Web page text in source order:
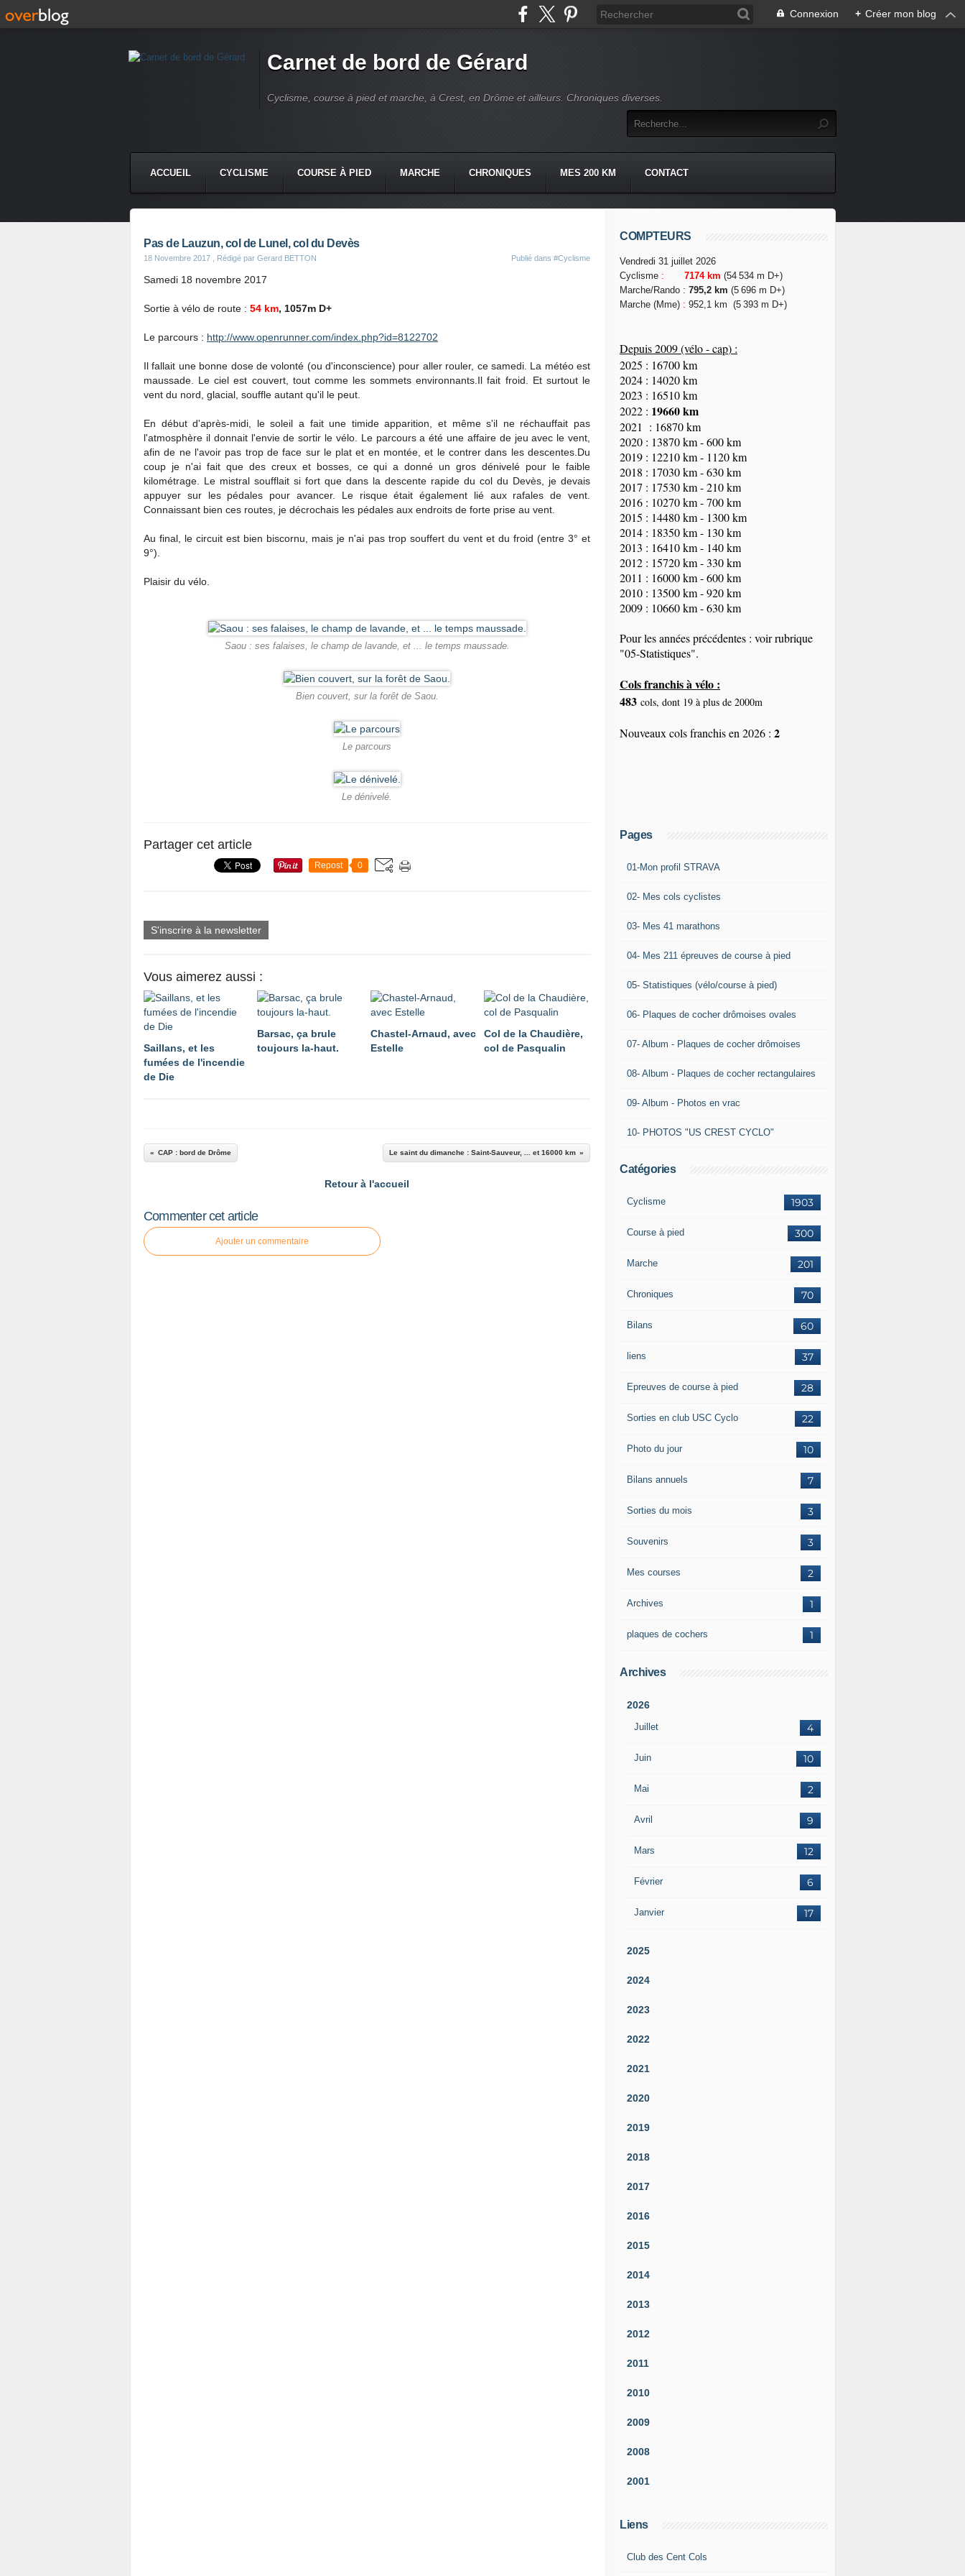
Connexion + Créer mon blog
Carnet de bord de Gérard
Cyclisme, course à pied et marche, à Crest, en Drôme et ailleurs. Chroniques diverses.
ACCUEIL CYCLISME COURSE À PIED MARCHE CHRONIQUES MES 200 KM CONTACT
Pas de Lauzun, col de Lunel, col du Devès
18 Novembre 2017 , Rédigé par Gerard BETTON Publié dans #Cyclisme
Samedi 18 novembre 2017
Sortie à vélo de route : 54 km, 1057m D+
Le parcours : http://www.openrunner.com/index.php?id=8122702
Il fallait une bonne dose de volonté (ou d'inconscience) pour aller rouler, ce samedi. La météo est
maussade. Le ciel est couvert, tout comme les sommets environnants.Il fait froid. Et surtout le
vent du nord, glacial, souffle autant qu'il le peut.
En début d'après-midi, le soleil a fait une timide apparition, et même s'il ne réchauffait pas
l'atmosphère il donnait l'envie de sortir le vélo. Le parcours a été une affaire de jeu avec le vent,
afin de ne l'avoir pas trop de face sur le plat et en montée, et le contrer dans les descentes.Du
coup je n'ai fait que des creux et bosses, ce qui a donné un gros dénivelé pour le faible
kilométrage. Le mistral soufflait si fort que dans la descente rapide du col du Devès, je devais
appuyer sur les pédales pour avancer. Le risque était également lié aux rafales de vent.
Connaissant bien ces routes, je décrochais les pédales aux endroits de forte prise au vent.
Au final, le circuit est bien biscornu, mais je n'ai pas trop souffert du vent et du froid (entre 3° et
9°).
Plaisir du vélo.
Saou : ses falaises, le champ de lavande, et ... le temps maussade.
Bien couvert, sur la forêt de Saou.
Le parcours
Le dénivelé.
Partager cet article
Repost 0
S'inscrire à la newsletter
Vous aimerez aussi :
Saillans, et les
fumées de l'incendie
de Die
Barsac, ça brule
toujours la-haut.
Chastel-Arnaud, avec
Estelle
Col de la Chaudière,
col de Pasqualin
CAP : bord de Drôme Le saint du dimanche : Saint-Sauveur, ... et 16000 km
Retour à l'accueil
Commenter cet article
Ajouter un commentaire
COMPTEURS
Vendredi 31 juillet 2026
Cyclisme : 7174 km (54 534 m D+)
Marche/Rando : 795,2 km (5 696 m D+)
Marche (Mme) : 952,1 km (5 393 m D+)
Depuis 2009 (vélo - cap) :
2025 : 16700 km
2024 : 14020 km
2023 : 16510 km
2022 : 19660 km
2021 : 16870 km
2020 : 13870 km - 600 km
2019 : 12210 km - 1120 km
2018 : 17030 km - 630 km
2017 : 17530 km - 210 km
2016 : 10270 km - 700 km
2015 : 14480 km - 1300 km
2014 : 18350km- 130 km
2013 : 16410 km - 140 km
2012 : 15720 km - 330 km
2011 : 16000 km - 600 km
2010 : 13500 km - 920 km
2009 : 10660 km - 630 km
Pour les années précédentes : voir rubrique
"05-Statistiques".
Cols franchis à vélo :
483 cols, dont 19 à plus de 2000m
Nouveaux cols franchis en 2026 : 2
Pages
01-Mon profil STRAVA
02- Mes cols cyclistes
03- Mes 41 marathons
04- Mes 211 épreuves de course à pied
05- Statistiques (vélo/course à pied)
06- Plaques de cocher drômoises ovales
07- Album - Plaques de cocher drômoises
08- Album - Plaques de cocher rectangulaires
09- Album - Photos en vrac
10- PHOTOS "US CREST CYCLO"
Catégories
1903
Cyclisme
300
Course à pied
201
Marche
70
Chroniques
60
Bilans
37
liens
28
Epreuves de course à pied
22
Sorties en club USC Cyclo
10
Photo du jour
7
Bilans annuels
3
Sorties du mois
3
Souvenirs
2
Mes courses
1
Archives
1
plaques de cochers
Archives
2026
Juillet 4
Juin 10
Mai 2
Avril 9
Mars 12
Février 6
Janvier 17
2025
2024
2023
2022
2021
2020
2019
2018
2017
2016
2015
2014
2013
2012
2011
2010
2009
2008
2001
Liens
Club des Cent Cols